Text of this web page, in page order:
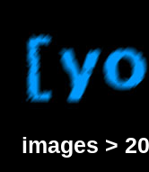
images >